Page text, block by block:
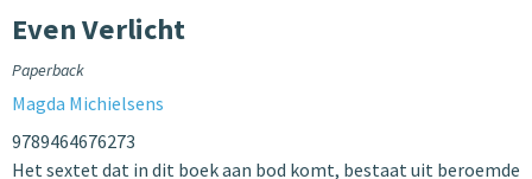
Even Verlicht
Paperback
Magda Michielsens
9789464676273
Het sextet dat in dit boek aan bod komt, bestaat uit beroemde